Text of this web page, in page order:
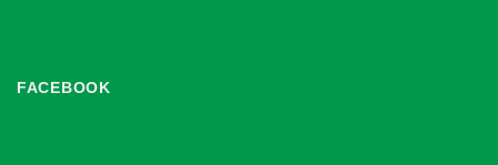
FACEBOOK